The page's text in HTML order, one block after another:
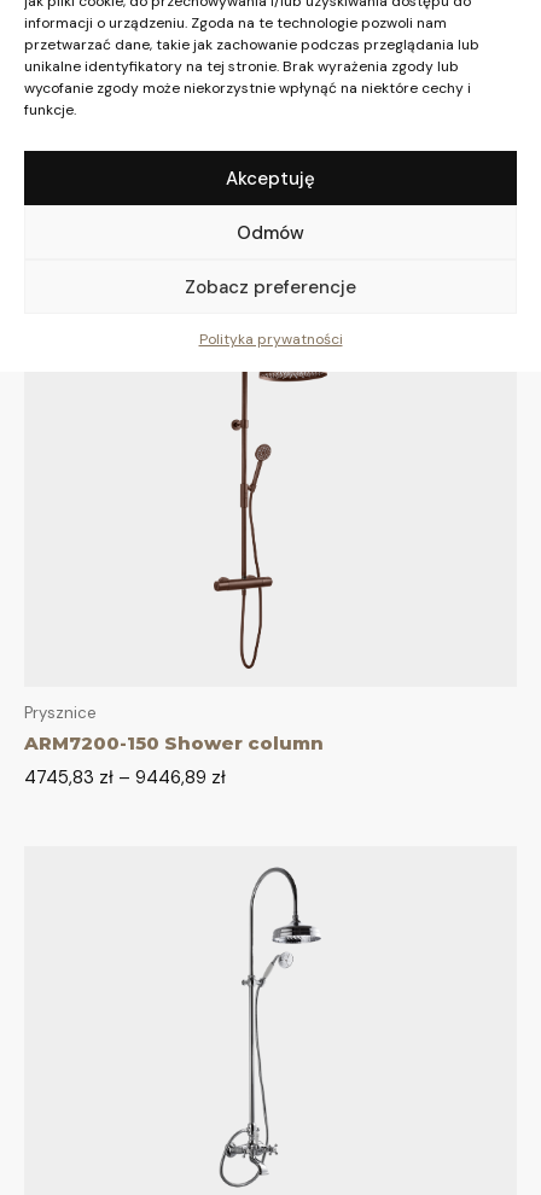
informacji o urządzeniu. Zgoda na te technologie pozwoli nam
przetwarzać dane, takie jak zachowanie podczas przeglądania lub
unikalne identyfikatory na tej stronie. Brak wyrażenia zgody lub
wycofanie zgody może niekorzystnie wpłynąć na niektóre cechy i
funkcje.
Akceptuję
Odmów
Zobacz preferencje
Polityka prywatności
DSO14090 Hand shower
Prysznice
ARM7200-150 Shower column
4745,83 zł – 9446,89 zł